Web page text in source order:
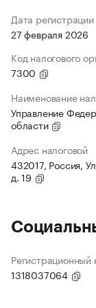
Дата регистрации
27 февраля 2026
Код налогового
7300
Наименование
Управление
области
Адрес налоговой
432017, Россия,
д. 19
1318037064